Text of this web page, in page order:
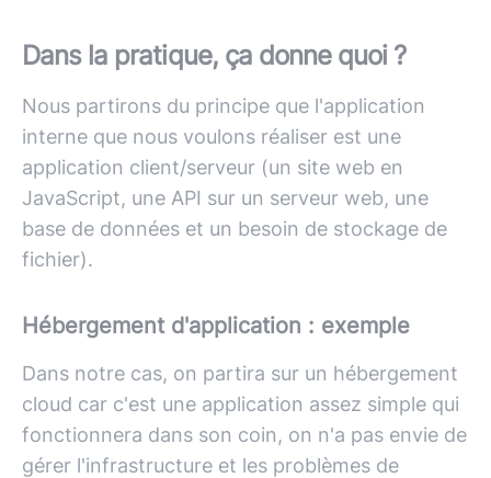
Dans la pratique, ça donne quoi ?
Nous partirons du principe que l'application
interne que nous voulons réaliser est une
application client/serveur (un site web en
JavaScript, une API sur un serveur web, une
base de données et un besoin de stockage de
fichier).
Hébergement d'application : exemple
Dans notre cas, on partira sur un hébergement
cloud car c'est une application assez simple qui
fonctionnera dans son coin, on n'a pas envie de
gérer l'infrastructure et les problèmes de